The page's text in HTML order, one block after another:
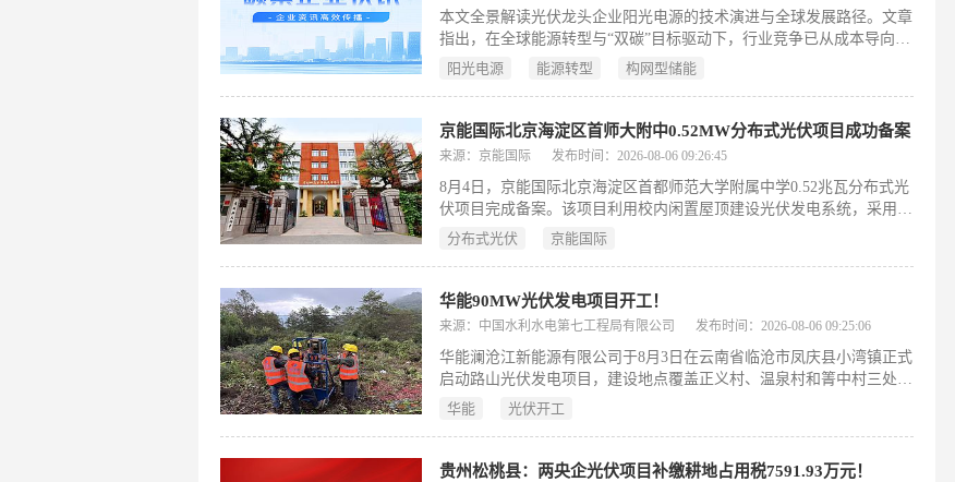
本文全景解读光伏龙头企业阳光电源的技术演进与全球发展路径。文章
指出，在全球能源转型与“双碳”目标驱动下，行业竞争已从成本导向转
向全生命周期度电成本优化和系统生态构建。阳光电源依托电力电子领
品矩阵的跨越。公司业务覆盖全球100多个国家，拥有20余家海外分支
机构、520余个服务网点及四大生产基地，并在沙特7.8GWh等标志性项
务、四级ESG治理体系及绿色运营实践（如79%绿色用电占比、30余款
产品碳足迹核算），支撑其在产业周期波动中保持战略定力，成为中国
光伏由“全球制造中心”迈向“全球技术驱动中心”的典型范本。（199
阳光电源 能源转型 构网型储能
京能国际北京海淀区首师大附中0.52MW分布式光伏项目成功备案
来源：京能国际 发布时间：2026-08-06 09:26:45
8月4日，京能国际北京海淀区首都师范大学附属中学0.52兆瓦分布式光
伏项目完成备案。该项目利用校内闲置屋顶建设光伏发电系统，采用
“自发自用、余电上网”模式。建成后年均发电量约59万千瓦时，相当于
化了其绿色校园解决方案能力，也为北京市基础教育领域推进绿色低碳
转型和零碳校园建设提供了实践范例。（198字）
分布式光伏 京能国际
华能90MW光伏发电项目开工！
来源：中国水利水电第七工程局有限公司 发布时间：2026-08-06 09:25:06
华能澜沧江新能源有限公司于8月3日在云南省临沧市凤庆县小湾镇正式
启动路山光伏发电项目，建设地点覆盖正义村、温泉村和箐中村三处。
该项目总投资约3.85亿元，交流侧装机容量90MW，直流侧达
阵；所发电量经3回35千伏线路接入顺宁220千伏升压站。项目前期已按
华能 光伏开工
贵州松桃县：两央企光伏项目补缴耕地占用税7591.93万元！